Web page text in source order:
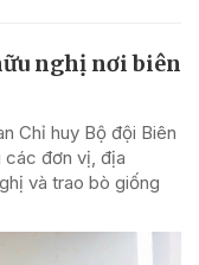
nghị nơi biên
Chỉ huy Bộ đội Biên
các đơn vị, địa
và trao bò giống